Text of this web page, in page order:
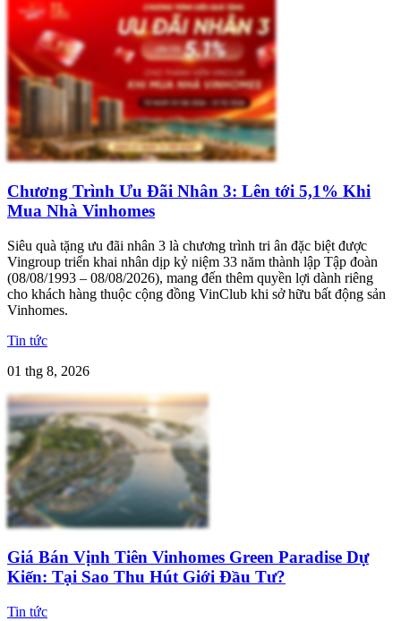
Chương Trình Ưu Đãi Nhân 3: Lên tới 5,1% Khi
Mua Nhà Vinhomes
Siêu quà tặng ưu đãi nhân 3 là chương trình tri ân đặc biệt được
Vingroup triển khai nhân dịp kỷ niệm 33 năm thành lập Tập đoàn
(08/08/1993 – 08/08/2026), mang đến thêm quyền lợi dành riêng
cho khách hàng thuộc cộng đồng VinClub khi sở hữu bất động sản
Vinhomes.
Tin tức
01 thg 8, 2026
Giá Bán Vịnh Tiên Vinhomes Green Paradise Dự
Kiến: Tại Sao Thu Hút Giới Đầu Tư?
Tin tức